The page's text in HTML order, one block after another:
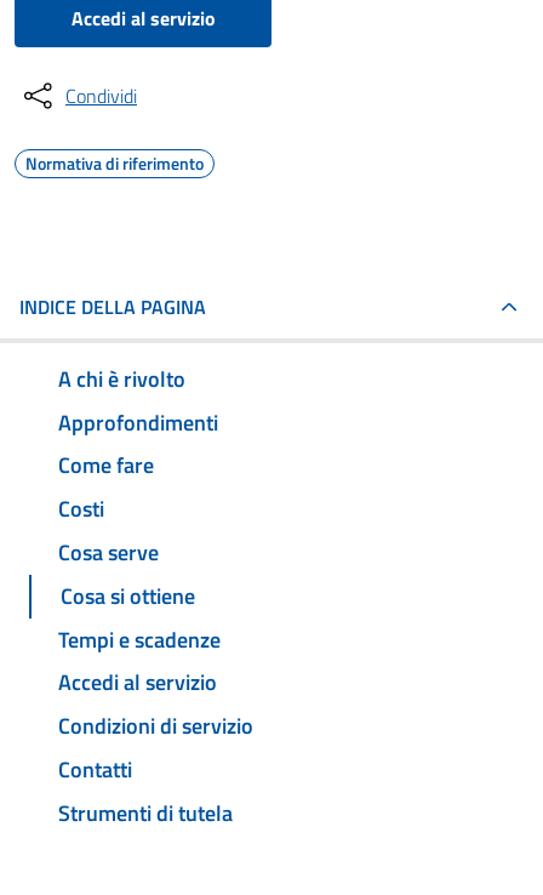
Accedi al servizio
Condividi
Normativa di riferimento
INDICE DELLA PAGINA
A chi è rivolto
Approfondimenti
Come fare
Costi
Cosa serve
Cosa si ottiene
Tempi e scadenze
Accedi al servizio
Condizioni di servizio
Contatti
Strumenti di tutela